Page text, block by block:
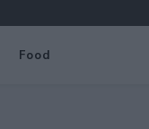
Food